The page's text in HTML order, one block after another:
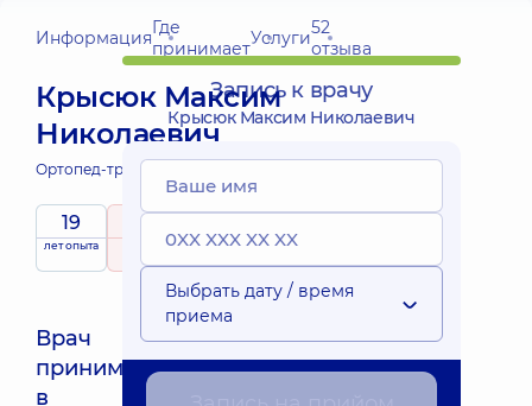
ИнформацияГде
принимаетУслуги52
отзыва
Крысюк Максим
Николаевич
Ортопед-травматолог;
19
лет опыта рейтингна основе
Выездные
Врач
принимает
в
Ближайшее время приема: Сьогодні о 15:00
Запись к врачу
Крысюк Максим Николаевич
Выбрать дату / время
приема